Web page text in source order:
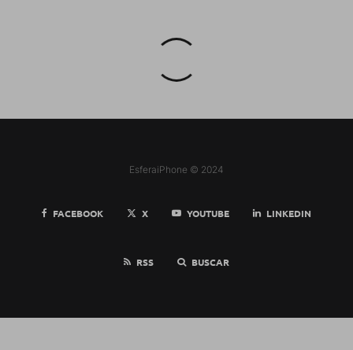
EsferaiPhone © 2024
FACEBOOK X YOUTUBE LINKEDIN
RSS BUSCAR